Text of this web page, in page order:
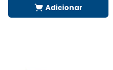
Adicionar